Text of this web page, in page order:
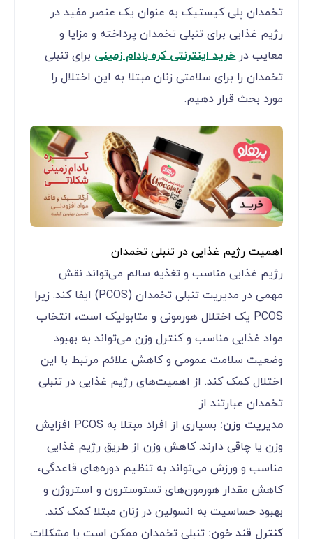
تخمدان پلی کیستیک به عنوان یک عنصر مفید در
رژیم غذایی برای تنبلی تخمدان پرداخته و مزایا و
معایب درخرید اینترنتی کره بادام زمینی برای تنبلی
تخمدان را برای سلامتی زنان مبتلا به این اختلال را
مورد بحث قرار ‌دهیم.
اهمیت رژیم غذایی در تنبلی تخمدان
رژیم غذایی مناسب و تغذیه سالم می‌تواند نقش
مهمی در مدیریت تنبلی تخمدان (PCOS) ایفا کند. زیرا
PCOS یک اختلال هورمونی و متابولیک است، انتخاب
مواد غذایی مناسب و کنترل وزن می‌تواند به بهبود
وضعیت سلامت عمومی و کاهش علائم مرتبط با این
اختلال کمک کند. از اهمیت‌های رژیم غذایی در تنبلی
تخمدان عبارتند از:
مدیریت وزن:
بسیاری از افراد مبتلا به PCOS افزایش
وزن یا چاقی دارند. کاهش وزن از طریق رژیم غذایی
مناسب و ورزش می‌تواند به تنظیم دوره‌های قاعدگی،
کاهش مقدار هورمون‌های تستوسترون و استروژن و
بهبود حساسیت به انسولین در زنان مبتلا کمک کند.
کنترل قند خون: تنبلی تخمدان ممکن است با مشکلات